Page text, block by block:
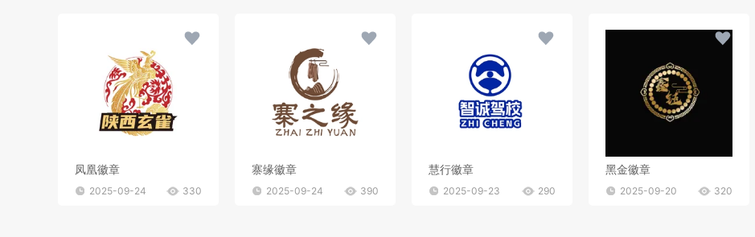
凤凰徽章
2025-09-24 330
寨缘徽章
2025-09-24 390
慧行徽章
2025-09-23 290
黑金徽章
2025-09-20 320